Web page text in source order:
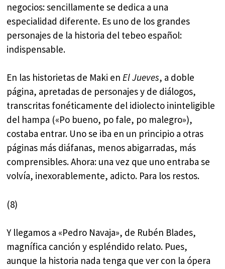
negocios: sencillamente se dedica a una
especialidad diferente. Es uno de los grandes
personajes de la historia del tebeo español:
indispensable.
En las historietas de Maki enEl Jueves, a doble
página, apretadas de personajes y de diálogos,
transcritas fonéticamente del idiolecto ininteligible
del hampa («Po bueno, po fale, po malegro»),
costaba entrar. Uno se iba en un principio a otras
páginas más diáfanas, menos abigarradas, más
comprensibles. Ahora: una vez que uno entraba se
volvía, inexorablemente, adicto. Para los restos.
(8)
Y llegamos a «Pedro Navaja», de Rubén Blades,
magnífica canción y espléndido relato. Pues,
aunque la historia nada tenga que ver con la ópera